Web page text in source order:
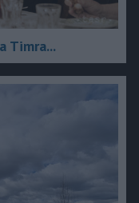
Timra...